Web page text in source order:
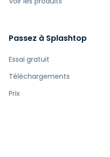
Passez à Splashtop
Essai gratuit
Téléchargements
Prix